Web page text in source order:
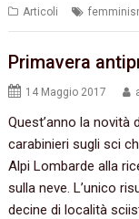
Articoli
Primavera
14 Maggio 2017
Quest’anno la novità
carabinieri sugli sci
Alpi Lombarde alla
sulla neve. L’unico
decine di località